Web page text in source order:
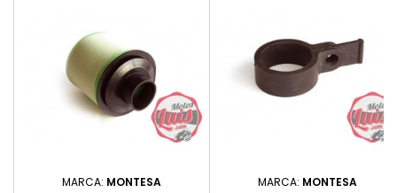
MARCA: MONTESA MARCA: MONTESA